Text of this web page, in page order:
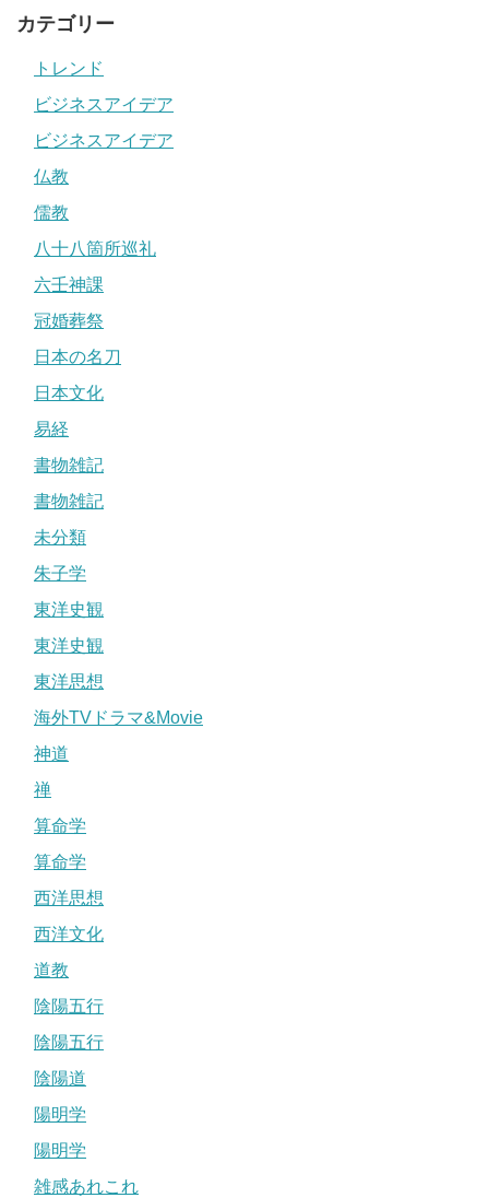
カテゴリー
トレンド
ビジネスアイデア
ビジネスアイデア
仏教
儒教
八十八箇所巡礼
六壬神課
冠婚葬祭
日本の名刀
日本文化
易経
書物雑記
書物雑記
未分類
朱子学
東洋史観
東洋史観
東洋思想
海外TVドラマ&Movie
神道
禅
算命学
算命学
西洋思想
西洋文化
道教
陰陽五行
陰陽五行
陰陽道
陽明学
陽明学
雑感あれこれ